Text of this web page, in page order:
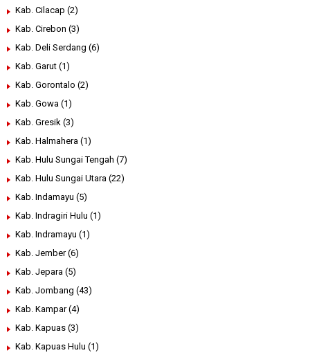
Kab. Cilacap (2)
Kab. Cirebon (3)
Kab. Deli Serdang (6)
Kab. Garut (1)
Kab. Gorontalo (2)
Kab. Gowa (1)
Kab. Gresik (3)
Kab. Halmahera (1)
Kab. Hulu Sungai Tengah (7)
Kab. Hulu Sungai Utara (22)
Kab. Indamayu (5)
Kab. Indragiri Hulu (1)
Kab. Indramayu (1)
Kab. Jember (6)
Kab. Jepara (5)
Kab. Jombang (43)
Kab. Kampar (4)
Kab. Kapuas (3)
Kab. Kapuas Hulu (1)